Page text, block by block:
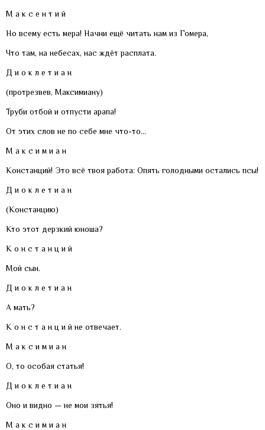
М а к с е н т и й
Но всему есть мера! Начни ещё читать нам из Гомера,
Что там, на небесах, нас ждёт расплата.
Д и о к л е т и а н
(протрезвев, Максимиану)
Труби отбой и отпусти арапа!
От этих слов не по себе мне что-то…
М а к с и м и а н
Констанций! Это всё твоя работа: Опять голодными остались псы!
Д и о к л е т и а н
(Констанцию)
Кто этот дерзкий юноша?
К о н с т а н ц и й
Мой сын.
Д и о к л е т и а н
А мать?
К о н с т а н ц и й не отвечает.
М а к с и м и а н
О, то особая статья!
Д и о к л е т и а н
Оно и видно — не мои зятья!
М а к с и м и а н